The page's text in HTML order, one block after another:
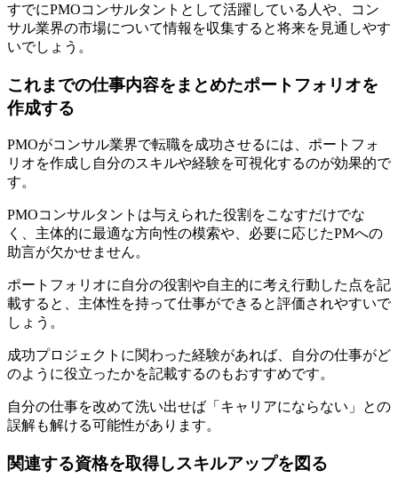
すでにPMOコンサルタントとして活躍している人や、コン
サル業界の市場について情報を収集すると将来を見通しやす
いでしょう。
これまでの仕事内容をまとめたポートフォリオを
作成する
PMOがコンサル業界で転職を成功させるには、 ポートフォ
リオを作成し自分のスキルや経験を可視化するのが効果的で
す。
PMOコンサルタントは与えられた役割をこなすだけでな
く、主体的に最適な方向性の模索や、必要に応じたPMへの
助言が欠かせません。
ポートフォリオに自分の役割や自主的に考え行動した点を記
載すると、主体性を持って仕事ができると評価されやすいで
しょう。
成功プロジェクトに関わった経験があれば、自分の仕事がど
のように役立ったかを記載するのもおすすめです。
自分の仕事を改めて洗い出せば「キャリアにならない」との
誤解も解ける可能性があります。
関連する資格を取得しスキルアップを図る